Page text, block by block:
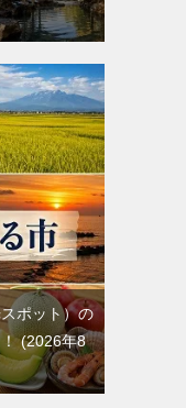
ポット）の
2026年8